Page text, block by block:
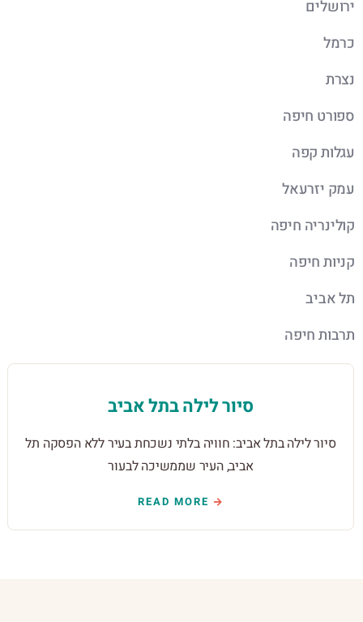
ירושלים
כרמל
נצרת
ספורט חיפה
עגלות קפה
עמק יזרעאל
קולינריה חיפה
קניות חיפה
תל אביב
תרבות חיפה
סיור לילה בתל אביב
סיור לילה בתל אביב: חוויה בלתי נשכחת בעיר ללא הפסקה תל
אביב, העיר שממשיכה לבעור
READ MORE